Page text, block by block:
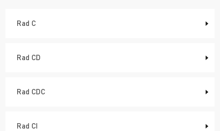
Rad C
Rad CD
Rad CDC
Rad CI